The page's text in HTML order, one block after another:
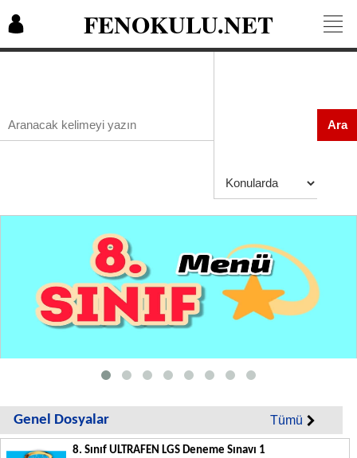
FENOKULU.NET
Ara
Genel Dosyalar Tümü
8. Sınıf ULTRAFEN LGS Deneme Sınavı 1